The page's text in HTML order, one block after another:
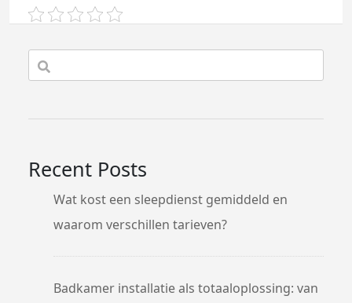
Recent Posts
Wat kost een sleepdienst gemiddeld en
waarom verschillen tarieven?
Badkamer installatie als totaaloplossing: van